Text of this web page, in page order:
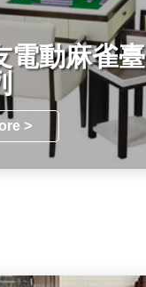
電動麻雀臺
>